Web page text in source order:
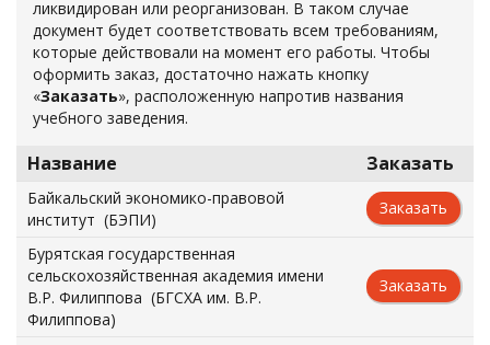
ликвидирован или реорганизован. В таком случае
документ будет соответствовать всем требованиям,
которые действовали на момент его работы. Чтобы
оформить заказ, достаточно нажать кнопку
«Заказать», расположенную напротив названия
учебного заведения.
Название Заказать
Байкальский экономико-правовой
институт (БЭПИ)
Заказать
Бурятская государственная
сельскохозяйственная академия имени
В.Р. Филиппова (БГСХА им. В.Р.
Филиппова)
Заказать